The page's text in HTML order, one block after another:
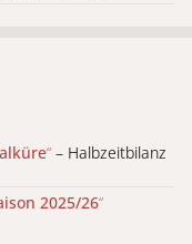
“ – Halbzeitbilanz
2025/26“